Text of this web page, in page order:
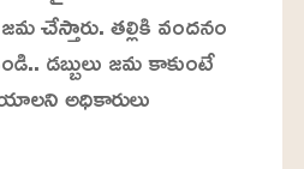
చేస్తారు. తల్లికి వందనం
డబ్బులు జమ కాకుంటే
అధికారులు